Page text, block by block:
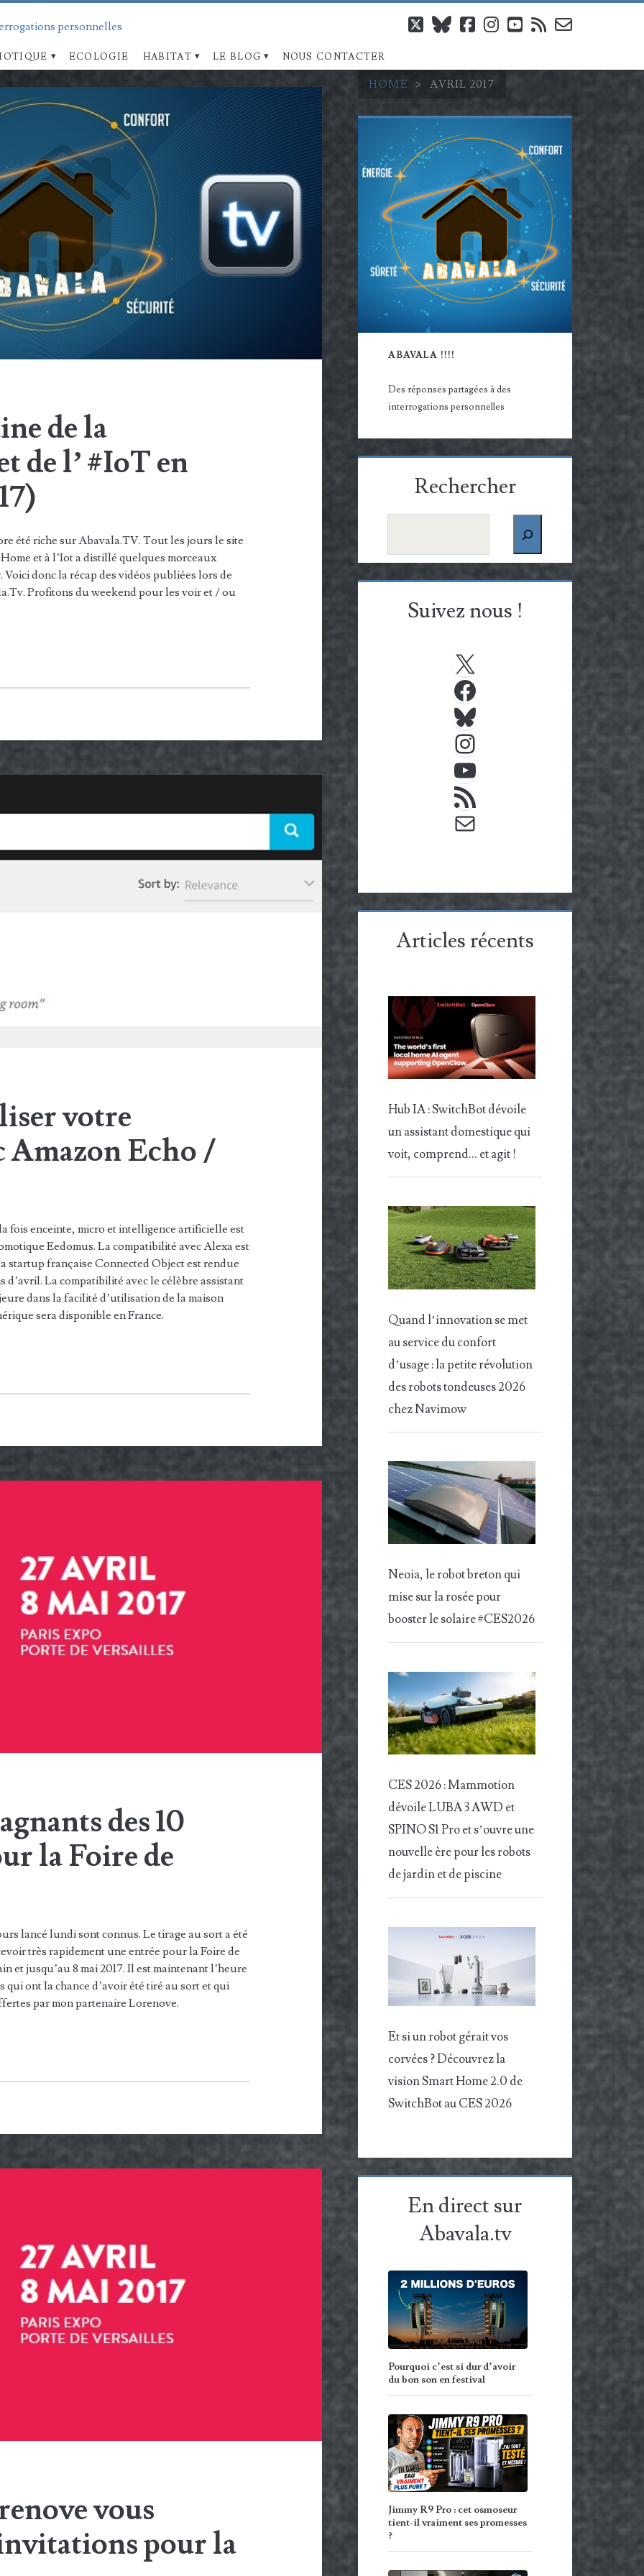
personnelles
ECOLOGIE HABITAT LE BLOG NOUS CONTACTER
twitterblueskyfacebook
instagram
youtube
rss email-
HOME > AVRIL 2017
de la
de l’ #IoT en
été riche sur Abavala.TV. Tout les jours le site
et à l’Iot a distillé quelques morceaux
Voici donc la récap des vidéos publiées lors de
Profitons du weekend pour les voir et / ou
votre
Amazon Echo /
fois enceinte, micro et intelligence artificielle est
Eedomus. La compatibilité avec Alexa est
startup française Connected Object est rendue
d’avril. La compatibilité avec le célèbre assistant
dans la facilité d’utilisation de la maison
sera disponible en France.
des 10
la Foire de
lancé lundi sont connus. Le tirage au sort a été
très rapidement une entrée pour la Foire de
et jusqu’au 8 mai 2017. Il est maintenant l’heure
qui ont la chance d’avoir été tiré au sort et qui
par mon partenaire Lorenove.
vous
pour la
Barre
latérale
principale
ABAVALA !!!!
Des réponses partagées à des
interrogations personnelles
Rechercher
Suivez nous !
Facebook
YouTube
Articles récents
Hub IA : SwitchBot dévoile
un assistant domestique qui
voit, comprend… et agit !
Quand l’innovation se met
au service du confort
d’usage : la petite révolution
des robots tondeuses 2026
chez Navimow
Neoia, le robot breton qui
mise sur la rosée pour
booster le solaire #CES2026
CES 2026 : Mammotion
dévoile LUBA 3 AWD et
SPINO S1 Pro et s’ouvre une
nouvelle ère pour les robots
de jardin et de piscine
Et si un robot gérait vos
corvées ? Découvrez la
vision Smart Home 2.0 de
SwitchBot au CES 2026
En direct sur
Abavala.tv
Pourquoi c’est si dur d’avoir
du bon son en festival
Jimmy R9 Pro : cet osmoseur
tient-il vraiment ses promesses
?